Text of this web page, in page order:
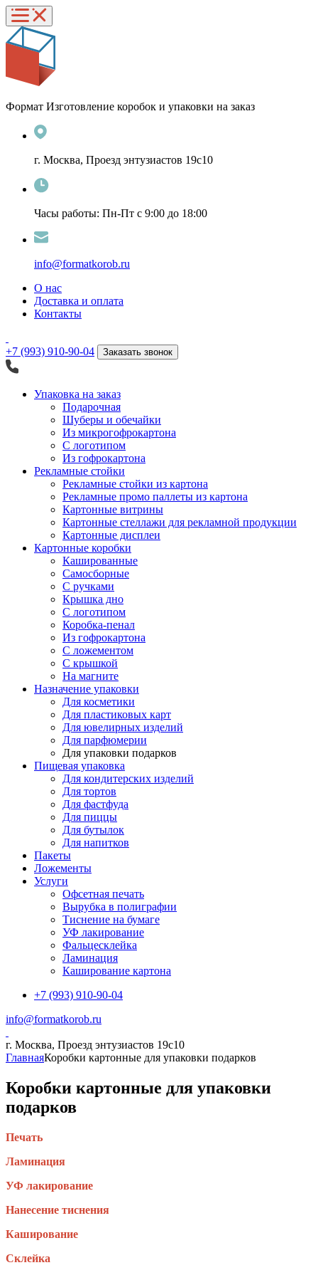
Формат Изготовление коробок и упаковки на заказ
г. Москва, Проезд энтузиастов 19с10
Часы работы: Пн-Пт с 9:00 до 18:00
info@formatkorob.ru
О нас
Доставка и оплата
Контакты
+7 (993) 910-90-04 Заказать звонок
Упаковка на заказ
Подарочная
Шуберы и обечайки
Из микрогофрокартона
С логотипом
Из гофрокартона
Рекламные стойки
Рекламные стойки из картона
Рекламные промо паллеты из картона
Картонные витрины
Картонные стеллажи для рекламной продукции
Картонные дисплеи
Картонные коробки
Кашированные
Самосборные
С ручками
Крышка дно
С логотипом
Коробка-пенал
Из гофрокартона
С ложементом
С крышкой
На магните
Назначение упаковки
Для косметики
Для пластиковых карт
Для ювелирных изделий
Для парфюмерии
Для упаковки подарков
Пищевая упаковка
Для кондитерских изделий
Для тортов
Для фастфуда
Для пиццы
Для бутылок
Для напитков
Пакеты
Ложементы
Услуги
Офсетная печать
Вырубка в полиграфии
Тиснение на бумаге
УФ лакирование
Фальцесклейка
Ламинация
Каширование картона
+7 (993) 910-90-04
info@formatkorob.ru
г. Москва, Проезд энтузиастов 19с10
ГлавнаяКоробки картонные для упаковки подарков
Коробки картонные для упаковки
подарков
Печать
Ламинация
УФ лакирование
Нанесение тиснения
Каширование
Склейка